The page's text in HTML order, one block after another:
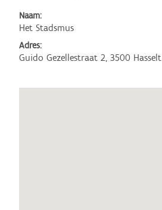
Naam:
Het Stadsmus
Adres:
Guido Gezellestraat 2, 3500 Hasselt